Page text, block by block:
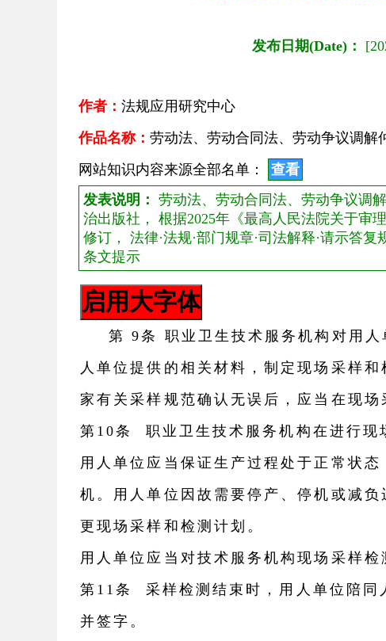
发布日期(Date)：
作者： 法规应用研究中心
作品名称： 劳动法、劳动合同法、劳动争议调解
网站知识内容来源全部名单：
查看
发表说明： 劳动法、劳动合同法、劳动争议调
治出版社， 根据2025年《最高人民法院关于审
修订， 法律·法规·部门规章·司法解释·请示答
条文提示
第 9条 职业卫生技术服务机构对用
人单位提供的相关材料，制定现场采样
家有关采样规范确认无误后，应当在现场
第10条 职业卫生技术服务机构在进行现
用人单位应当保证生产过程处于正常状
机。用人单位因故需要停产、停机或减
更现场采样和检测计划。
用人单位应当对技术服务机构现场采样检
第11条 采样检测结束时，用人单位陪同
并签字。